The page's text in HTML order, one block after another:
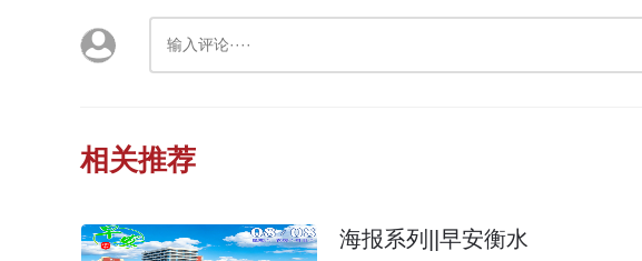
相关推荐
海报系列||早安衡水